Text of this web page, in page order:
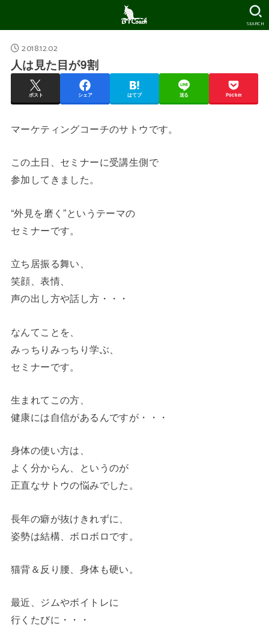
SEARCH
2018.12.02
人は見た目が9割
ポスト シェア はてブ 送る Pocket
マーケティングコーチのサトウです。
この土日、セミナーに受講生側で
参加してきました。
“外見を磨く”というテーマの
セミナーです。
立ち居振る舞い、
笑顔、表情、
声の出し方や話し方・・・
なんてことを、
みっちりみっちり学ぶ、
セミナーです。
生まれてこの方、
健康には自信があるんですが・・・
身体の使い方は、
よく分からん、というのが
正直なサトウの悩みでした。
長年の癖が抜けきれずに、
姿勢は結構、ボロボロです。
猫背＆反り腰、身体も硬い。
最近、ジムやボイトレに
行くたびに・・・